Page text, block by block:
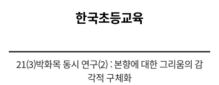
한국초등교육
21(3)박화목 동시 연구(2) : 본향에 대한 그리움의 감
각적 구체화